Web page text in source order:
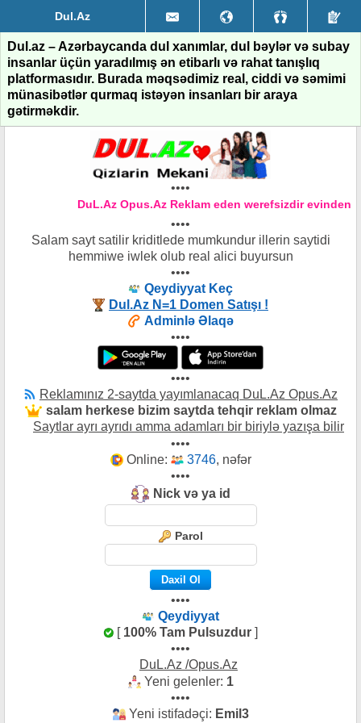
Dul.Az
Dul.az – Azərbaycanda dul xanımlar, dul bəylər və subay
insanlar üçün yaradılmış ən etibarlı və rahat tanışlıq
platformasıdır. Burada məqsədimiz real, ciddi və səmimi
münasibətlər qurmaq istəyən insanları bir araya
gətirməkdir.
••••
DuL.Az Opus.Az Reklam eden werefsizdir evinden
••••
Salam sayt satilir kriditlede mumkundur illerin saytidi
hemmiwe iwlek olub real alici buyursun
••••
Qeydiyyat Keç
Dul.Az N=1 Domen Satışı !
Adminlə Əlaqə
••••
••••
Reklamınız 2-saytda yayımlanacaq DuL.Az Opus.Az
salam herkese bizim saytda tehqir reklam olmaz
Saytlar ayrı ayrıdı amma adamları bir biriylə yazışa bilir
••••
Online:
3746, nəfər
••••
Nick və ya id
Parol
••••
Qeydiyyat
[ 100% Tam Pulsuzdur ]
••••
DuL.Az /Opus.Az
Yeni gelenler: 1
••••
Yeni istifadəçi: Emil3